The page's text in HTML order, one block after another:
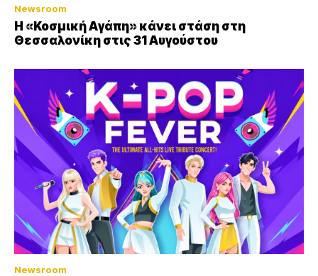
Newsroom
Η «Κοσμική Αγάπη» κάνει στάση στη
Θεσσαλονίκη στις 31 Αυγούστου
Newsroom